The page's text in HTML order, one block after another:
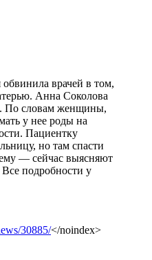
врачей в том,
Анна Соколова
По словам женщины,
у нее роды на
Пациентку
но там спасти
— сейчас выясняют
подробности у
30885/</noindex>